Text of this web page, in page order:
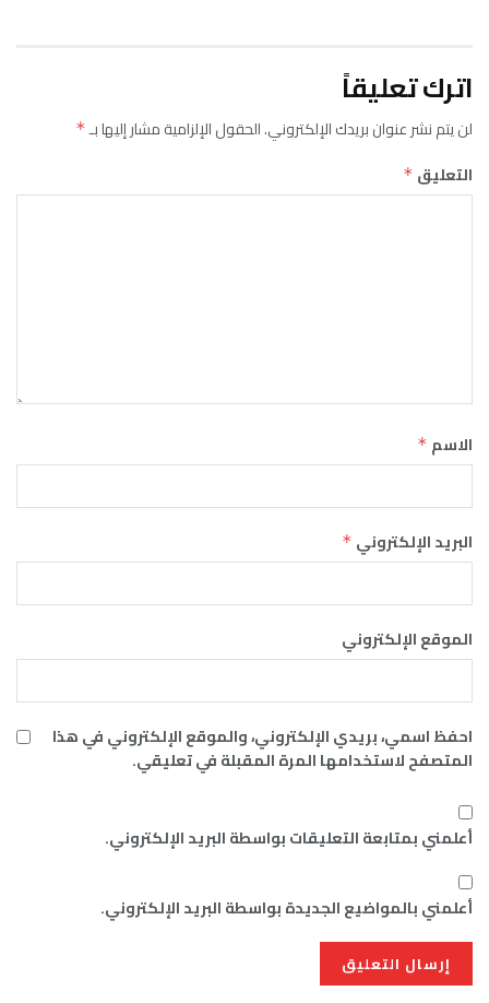
اترك تعليقاً
لن يتم نشر عنوان بريدك الإلكتروني.الحقول الإلزامية مشار إليها بـ*
التعليق *
الاسم *
البريد الإلكتروني *
الموقع الإلكتروني
احفظ اسمي، بريدي الإلكتروني، والموقع الإلكتروني في هذا
المتصفح لاستخدامها المرة المقبلة في تعليقي.
أعلمني بمتابعة التعليقات بواسطة البريد الإلكتروني.
أعلمني بالمواضيع الجديدة بواسطة البريد الإلكتروني.